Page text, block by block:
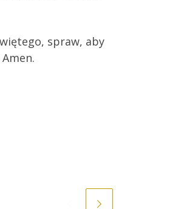
spraw, aby